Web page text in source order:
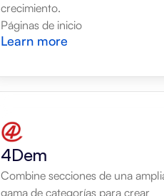
crecimiento.
Páginas de inicio
Learn more
4Dem
Combine secciones de una
gama de categorías para crear